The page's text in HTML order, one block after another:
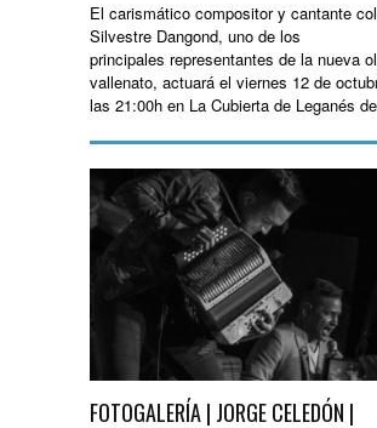
El carismático compositor y cantante
Silvestre Dangond, uno de los
principales representantes de la nueva
vallenato, actuará el viernes 12 de
las 21:00h en La Cubierta de Leganés
FOTOGALERÍA | JORGE CELEDÓN |